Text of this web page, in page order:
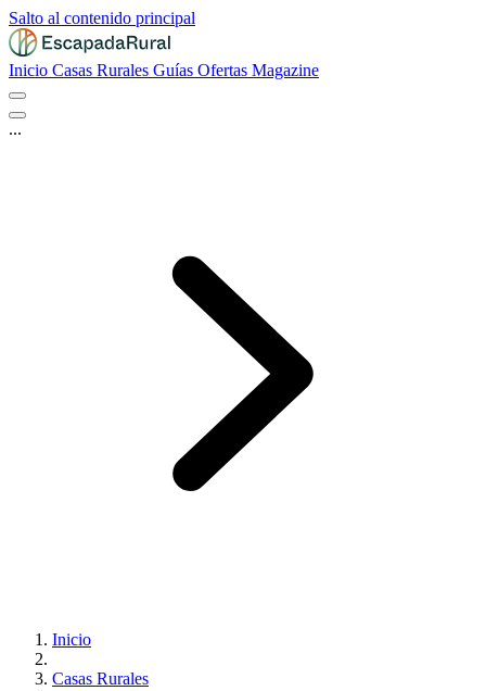
Salto al contenido principal
Inicio Casas Rurales Guías Ofertas Magazine
...
Inicio
Casas Rurales